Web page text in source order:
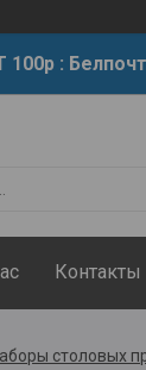
:
Контакты
столовых